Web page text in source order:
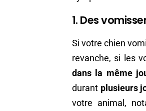
1. Des
Si votre chien
revanche, si les
dans la même
durant plusieurs
votre animal,